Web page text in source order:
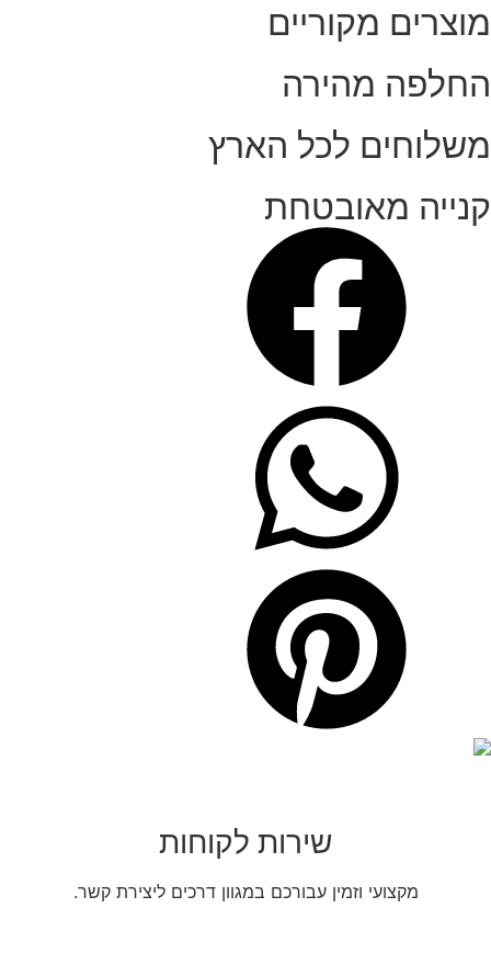
מוצרים מקוריים
החלפה מהירה
משלוחים לכל הארץ
קנייה מאובטחת
שירות לקוחות
מקצועי וזמין עבורכם במגוון דרכים ליצירת קשר.